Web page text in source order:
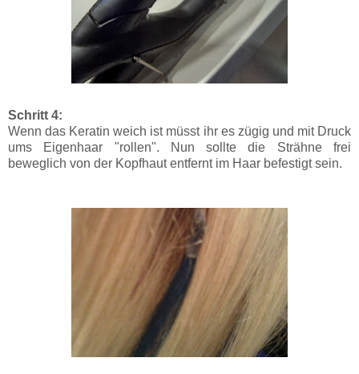
Schritt 4:
Wenn das Keratin weich ist müsst ihr es zügig und mit Druck
ums Eigenhaar "rollen". Nun sollte die Strähne frei
beweglich von der Kopfhaut entfernt im Haar befestigt sein.